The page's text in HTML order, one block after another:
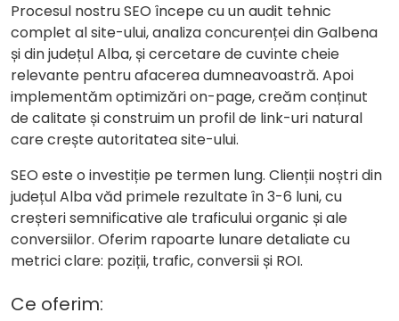
Procesul nostru SEO începe cu un audit tehnic
complet al site-ului, analiza concurenței din Galbena
și din județul Alba, și cercetare de cuvinte cheie
relevante pentru afacerea dumneavoastră. Apoi
implementăm optimizări on-page, creăm conținut
de calitate și construim un profil de link-uri natural
care crește autoritatea site-ului.
SEO este o investiție pe termen lung. Clienții noștri din
județul Alba văd primele rezultate în 3-6 luni, cu
creșteri semnificative ale traficului organic și ale
conversiilor. Oferim rapoarte lunare detaliate cu
metrici clare: poziții, trafic, conversii și ROI.
Ce oferim: